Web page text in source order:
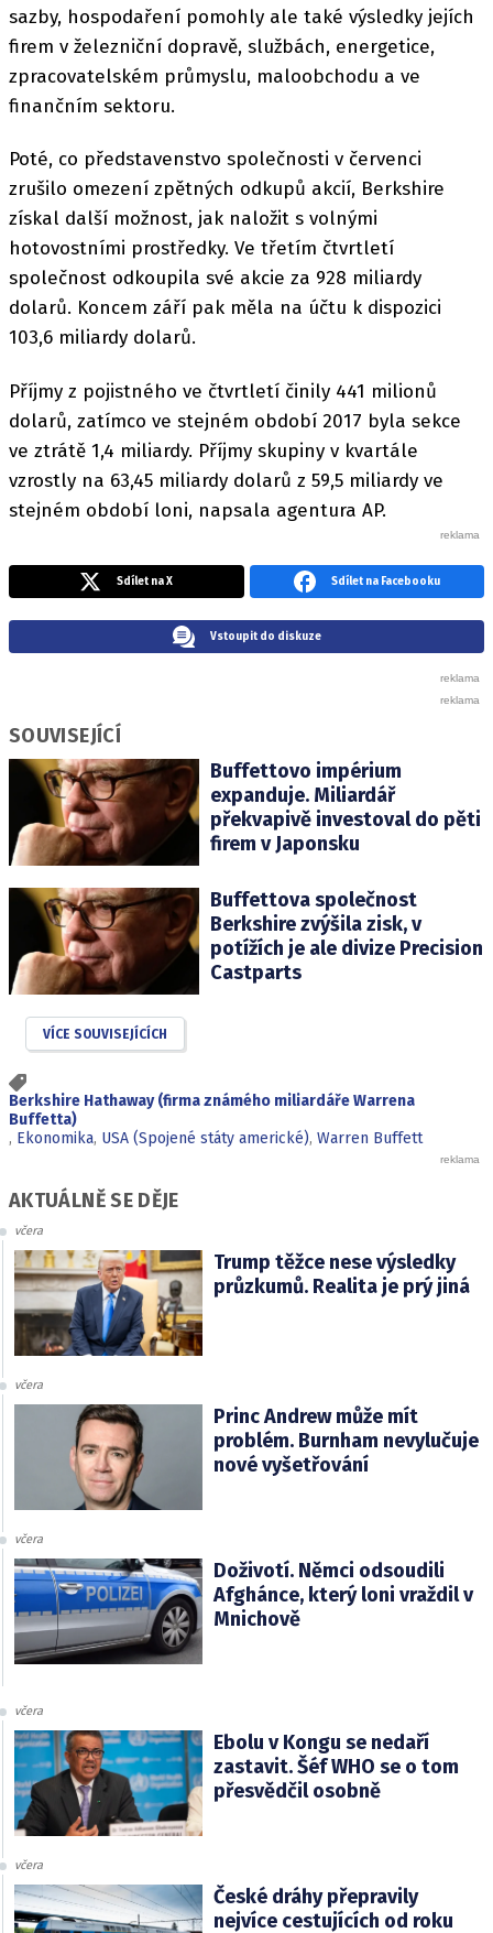
sazby, hospodaření pomohly ale také výsledky jejích
firem v železniční dopravě, službách, energetice,
zpracovatelském průmyslu, maloobchodu a ve
finančním sektoru.
Poté, co představenstvo společnosti v červenci
zrušilo omezení zpětných odkupů akcií, Berkshire
získal další možnost, jak naložit s volnými
hotovostními prostředky. Ve třetím čtvrtletí
společnost odkoupila své akcie za 928 miliardy
dolarů. Koncem září pak měla na účtu k dispozici
103,6 miliardy dolarů.
Příjmy z pojistného ve čtvrtletí činily 441 milionů
dolarů, zatímco ve stejném období 2017 byla sekce
ve ztrátě 1,4 miliardy. Příjmy skupiny v kvartále
vzrostly na 63,45 miliardy dolarů z 59,5 miliardy ve
stejném období loni, napsala agentura AP.
Sdílet na X Sdílet na Facebooku
Vstoupit do diskuze
SOUVISEJÍCÍ
Buffettovo impérium
expanduje. Miliardář
překvapivě investoval do pěti
firem v Japonsku
Buffettova společnost
Berkshire zvýšila zisk, v
potížích je ale divize Precision
Castparts
VÍCE SOUVISEJÍCÍCH
Berkshire Hathaway (firma známého miliardáře Warrena
Buffetta)
, Ekonomika, USA (Spojené státy americké), Warren Buffett
AKTUÁLNĚ SE DĚJE
včera
Trump těžce nese výsledky
průzkumů. Realita je prý jiná
včera
Princ Andrew může mít
problém. Burnham nevylučuje
nové vyšetřování
včera
Doživotí. Němci odsoudili
Afghánce, který loni vraždil v
Mnichově
včera
Ebolu v Kongu se nedaří
zastavit. Šéf WHO se o tom
přesvědčil osobně
včera
České dráhy přepravily
nejvíce cestujících od roku